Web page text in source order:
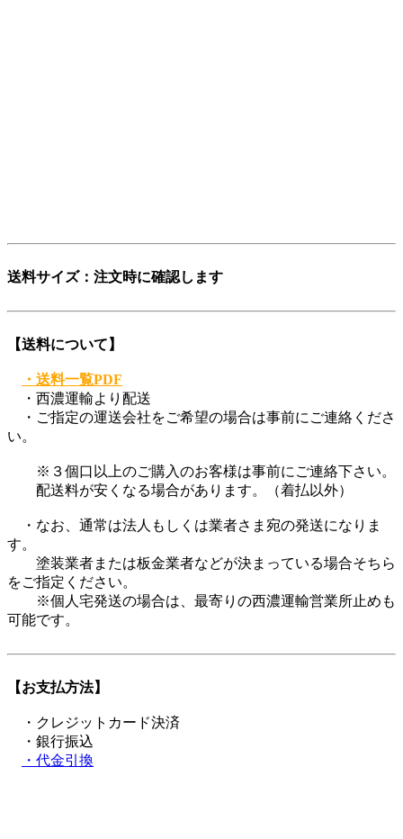
送料サイズ：注文時に確認します
【送料について】
・送料一覧PDF
・西濃運輸より配送
・ご指定の運送会社をご希望の場合は事前にご連絡くださ
い。
※３個口以上のご購入のお客様は事前にご連絡下さい。
配送料が安くなる場合があります。（着払以外）
・なお、通常は法人もしくは業者さま宛の発送になりま
す。
塗装業者または板金業者などが決まっている場合そちら
をご指定ください。
※個人宅発送の場合は、最寄りの西濃運輸営業所止めも
可能です。
【お支払方法】
・クレジットカード決済
・銀行振込
・代金引換